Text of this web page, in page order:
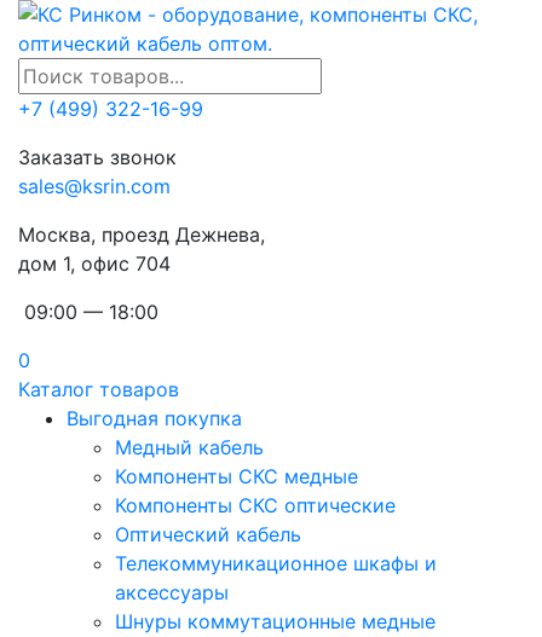
+7 (499) 322-16-99
Заказать звонок
sales@ksrin.com
Москва, проезд Дежнева,
дом 1, офис 704
09:00 — 18:00
0
Каталог товаров
Выгодная покупка
Медный кабель
Компоненты СКС медные
Компоненты СКС оптические
Оптический кабель
Телекоммуникационное шкафы и
аксессуары
Шнуры коммутационные медные